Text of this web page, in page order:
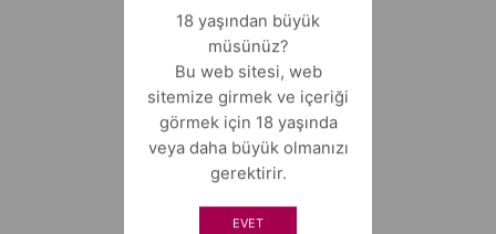
18 yaşından büyük
müsünüz?
Bu web sitesi, web
sitemize girmek ve içeriği
görmek için 18 yaşında
veya daha büyük olmanızı
gerektirir.
EVET